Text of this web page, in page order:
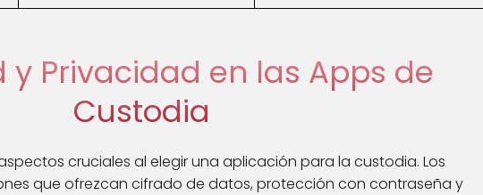
y Privacidad en las Apps de
Custodia
cruciales al elegir una aplicación para la custodia. Los
que ofrezcan cifrado de datos, protección con contraseña y